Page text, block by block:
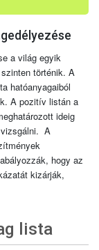
a világ egyik
történik. A
hatóanyagaiból
A pozitív listán a
ideig
vizsgálni. A
hogy az
kizárják,
lista